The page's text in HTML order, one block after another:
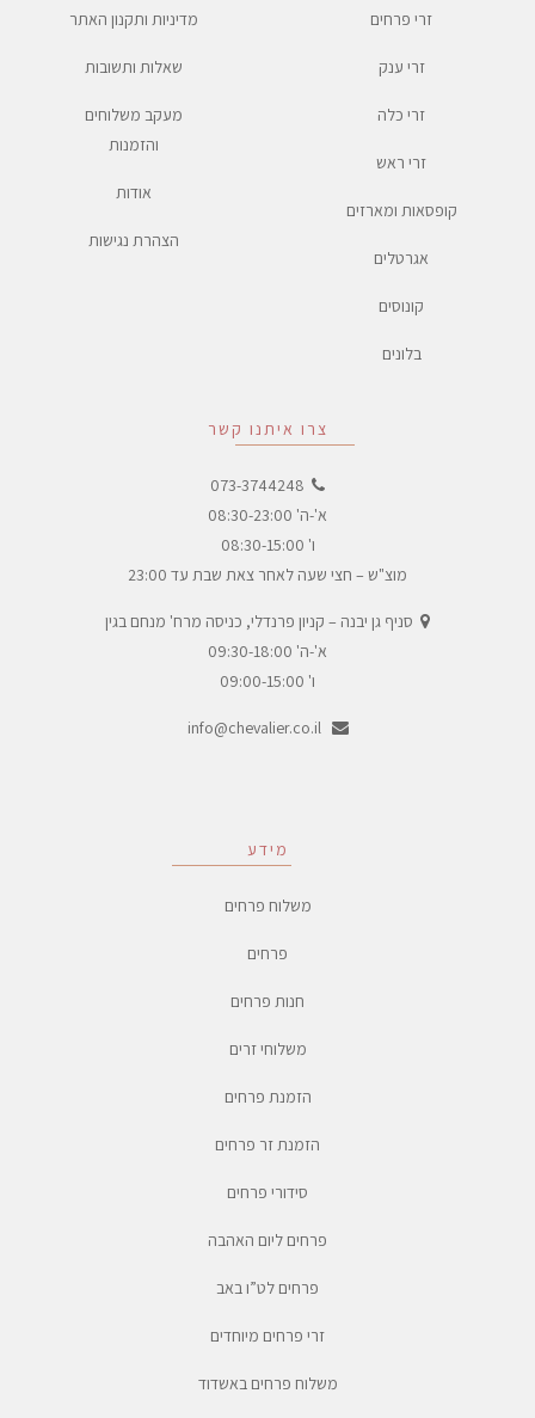
מידע
משלוח פרחים
פרחים
חנות פרחים
משלוחי זרים
הזמנת פרחים
הזמנת זר פרחים
סידורי פרחים
פרחים ליום האהבה
פרחים לט”ו באב
זרי פרחים מיוחדים
משלוח פרחים באשדוד
צרו איתנו קשר
073-3744248
א'-ה' 08:30-23:00
ו' 08:30-15:00
מוצ"ש – חצי שעה לאחר צאת שבת עד 23:00
סניף גן יבנה – קניון פרנדלי, כניסה מרח' מנחם בגין
א'-ה' 09:30-18:00
ו' 09:00-15:00
info@chevalier.co.il
זרי פרחים
זרי ענק
זרי כלה
זרי ראש
קופסאות ומארזים
אגרטלים
קונוסים
בלונים
מדיניות ותקנון האתר
שאלות ותשובות
מעקב משלוחים
והזמנות
אודות
הצהרת נגישות